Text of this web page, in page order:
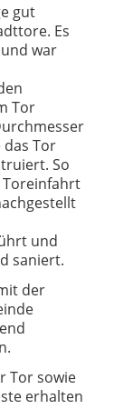
gut
Es
war
Tor
das Tor
So
Toreinfahrt
und
saniert.
der
Tor sowie
erhalten